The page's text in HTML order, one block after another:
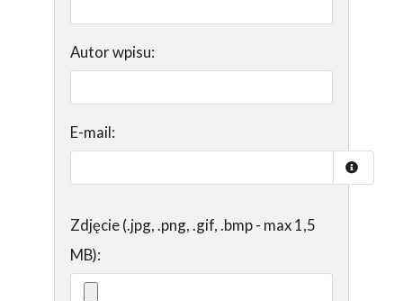
Autor wpisu:
E-mail:
Zdjęcie (.jpg, .png, .gif, .bmp - max 1,5
MB):